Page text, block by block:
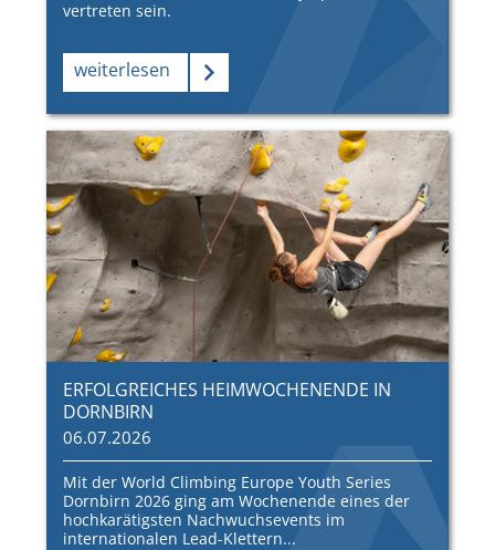
vertreten sein.
weiterlesen
ERFOLGREICHES HEIMWOCHENENDE IN
DORNBIRN
06.07.2026
Mit der World Climbing Europe Youth Series
Dornbirn 2026 ging am Wochenende eines der
hochkarätigsten Nachwuchsevents im
internationalen Lead-Klettern...